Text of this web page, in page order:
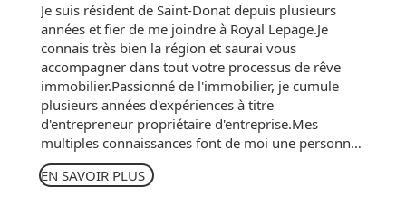
Je suis résident de Saint-Donat depuis plusieurs
années et fier de me joindre à Royal Lepage.Je
connais très bien la région et saurai vous
accompagner dans tout votre processus de rêve
immobilier.Passionné de l'immobilier, je cumule
plusieurs années d'expériences à titre
d'entrepreneur propriétaire d'entreprise.Mes
multiples connaissances font de moi une personne
ressource pour bien vous guider lors de vos
décisions immobilières.Créer une relation à long
EN SAVOIR PLUS